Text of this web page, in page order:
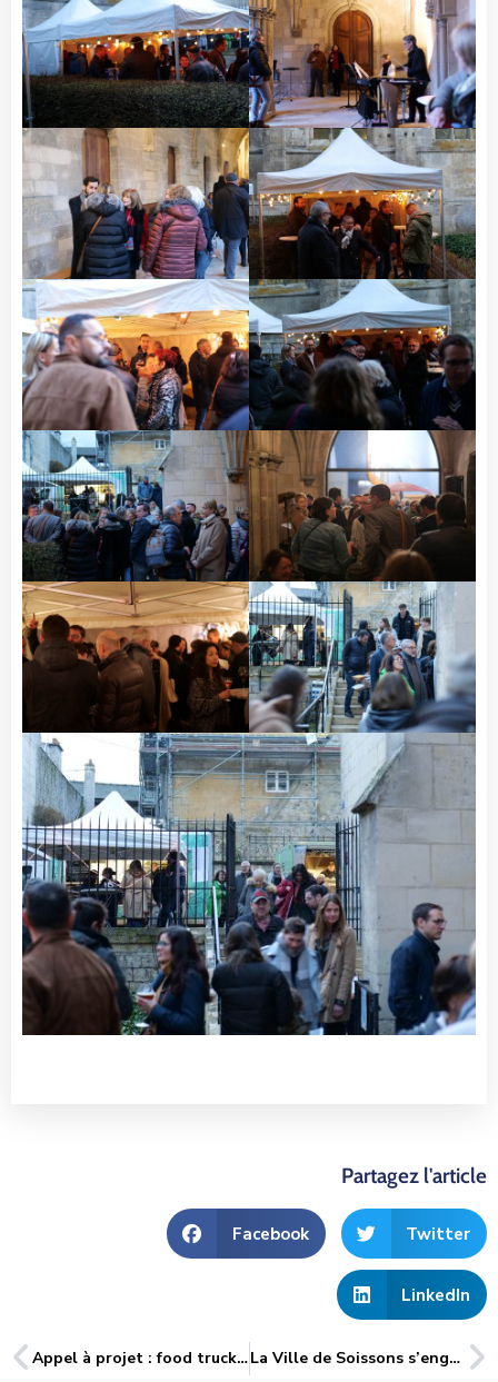
Partagez l'article
Facebook Twitter
LinkedIn
Appel à projet : food truck sur les berges de l’Aisne La Ville de Soissons s’engage pour le développement du Sport Santé